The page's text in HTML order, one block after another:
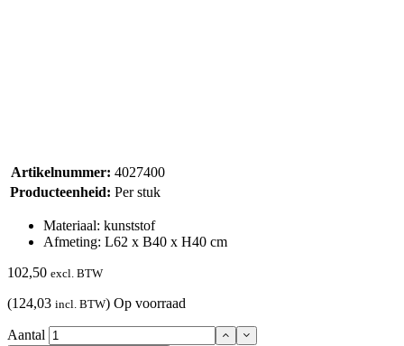
Artikelnummer: 4027400
Producteenheid: Per stuk
Materiaal: kunststof
Afmeting: L62 x B40 x H40 cm
102,50 excl. BTW
(124,03 incl. BTW) Op voorraad
Aantal